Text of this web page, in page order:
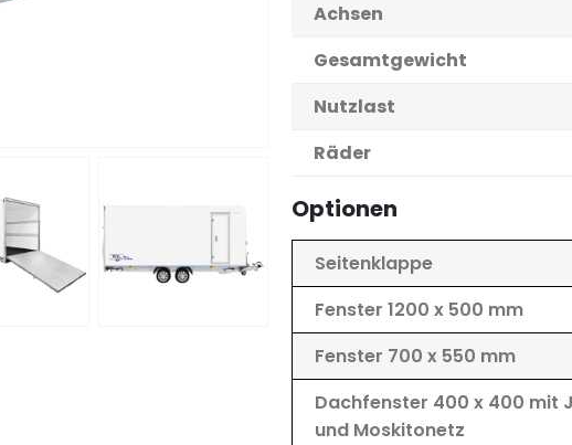
Achsen
Gesamtgewicht
Nutzlast
Räder
Optionen
Seitenklappe
Fenster 1200 x 500 mm
Fenster 700 x 550 mm
Dachfenster 400 x 400 mit
und Moskitonetz